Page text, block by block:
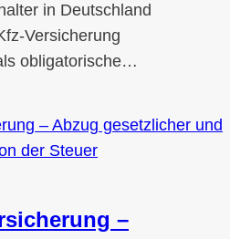
in Deutschland
Versicherung
obligatorische…
–